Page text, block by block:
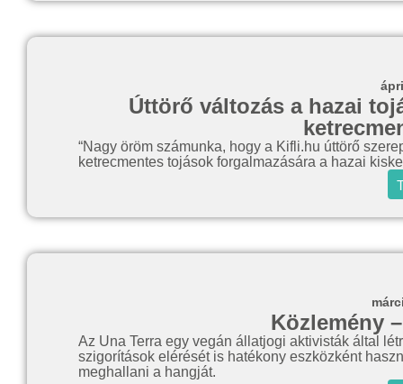
Úttörő változás a hazai
“Nagy öröm számunka, hogy a Kifli.hu úttörő
ketrecmentes tojások forgalmazására a hazai
Közlemény
Az Una Terra egy vegán állatjogi aktivisták által
szigorítások elérését is hatékony eszközként
meghallani a hangját.